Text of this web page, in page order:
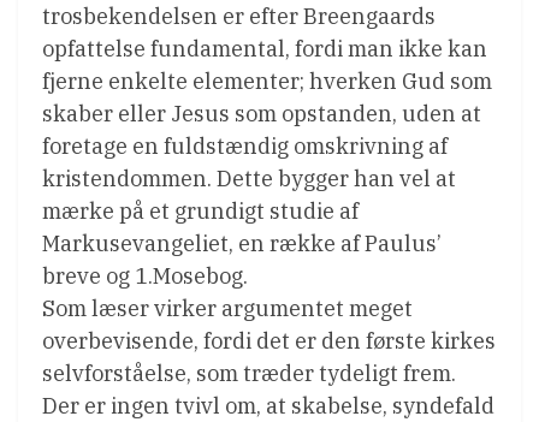
trosbekendelsen er efter Breengaards
opfattelse fundamental, fordi man ikke kan
fjerne enkelte elementer; hverken Gud som
skaber eller Jesus som opstanden, uden at
foretage en fuldstændig omskrivning af
kristendommen. Dette bygger han vel at
mærke på et grundigt studie af
Markusevangeliet, en række af Paulus’
breve og 1.Mosebog.
Som læser virker argumentet meget
overbevisende, fordi det er den første kirkes
selvforståelse, som træder tydeligt frem.
Der er ingen tvivl om, at skabelse, syndefald